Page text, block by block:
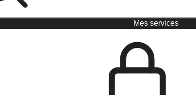
Mes services